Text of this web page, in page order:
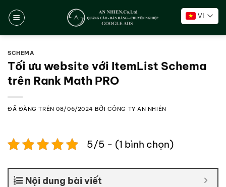
đến
VI
SCHEMA
Tối ưu website với ItemList Schema
trên Rank Math PRO
ĐÃ ĐĂNG TRÊN08/06/2024 BỞI CÔNG TY AN NHIÊN
5/5 - (1 bình chọn)
Nội dung bài viết